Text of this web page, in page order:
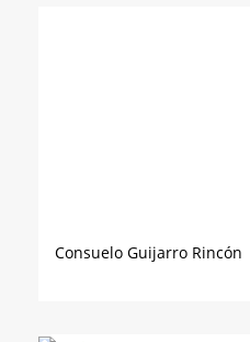
Consuelo Guijarro Rincón